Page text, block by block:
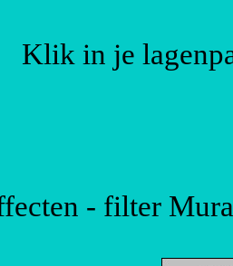
Klik in je
- filter